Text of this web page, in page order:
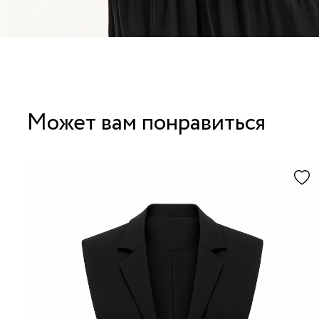
Может вам понравиться